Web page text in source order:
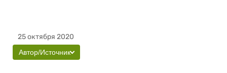
25 октября 2020
Автор/Источник